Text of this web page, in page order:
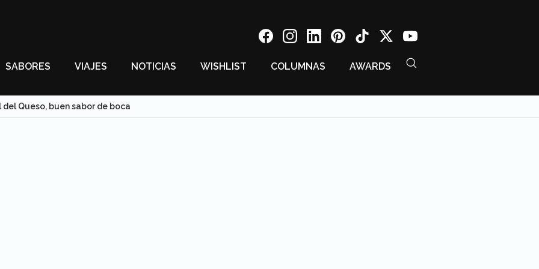
SABORES VIAJES NOTICIAS WISHLIST COLUMNAS AWARDS
del Queso, buen sabor de boca